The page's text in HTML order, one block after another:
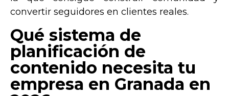
convertir seguidores en clientes reales.
Qué sistema de
planificación de
contenido necesita tu
empresa en Granada en